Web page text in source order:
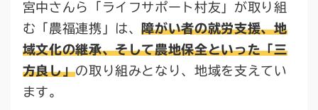
宮中さんら「ライフサポート村友」が取り組
む「農福連携」は、障がい者の就労支援、地
域文化の継承、そして農地保全といった「三
方良し」の取り組みとなり、地域を支えてい
ます。